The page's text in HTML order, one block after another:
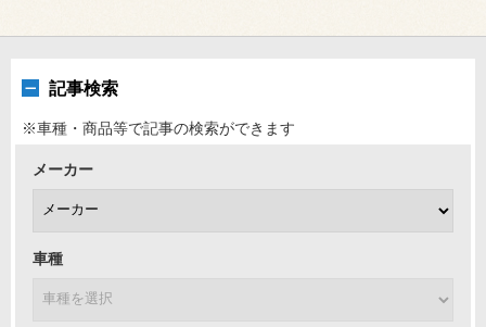
記事検索
※車種・商品等で記事の検索ができます
メーカー
車種